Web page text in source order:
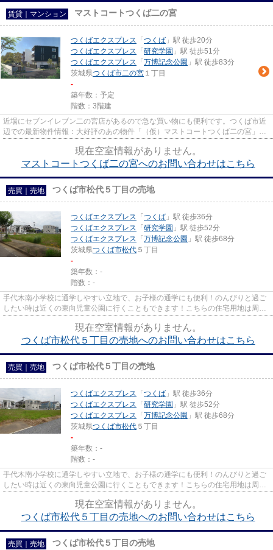
賃貸｜マンション マストコートつくば二の宮
つくばエクスプレス 「 つくば 」駅 徒歩20分
つくばエクスプレス 「 研究学園 」駅 徒歩51分
つくばエクスプレス 「 万博記念公園 」駅 徒歩83分
茨城県つくば市二の宮 １丁目
-
築年数：予定
階数：3階建
近場にセブンイレブン二の宮店があるので急な買い物にも便利です。つくば市近
辺での最新物件情報：大好評のあの物件「（仮）マストコートつくば二の宮」。
現在空室情報がありません。
マストコートつくば二の宮へのお問い合わせはこちら
売買｜売地 つくば市松代５丁目の売地
つくばエクスプレス 「 つくば 」駅 徒歩36分
つくばエクスプレス 「 研究学園 」駅 徒歩52分
つくばエクスプレス 「 万博記念公園 」駅 徒歩68分
茨城県つくば市松代 ５丁目
-
築年数：-
階数：-
手代木南小学校に通学しやすい立地で、お子様の通学にも便利！のんびりと過ご
したい時は近くの東向児童公園に行くこともできます！こちらの住宅用地は周囲
現在空室情報がありません。
つくば市松代５丁目の売地へのお問い合わせはこちら
売買｜売地 つくば市松代５丁目の売地
つくばエクスプレス 「 つくば 」駅 徒歩36分
つくばエクスプレス 「 研究学園 」駅 徒歩52分
つくばエクスプレス 「 万博記念公園 」駅 徒歩68分
茨城県つくば市松代 ５丁目
-
築年数：-
階数：-
手代木南小学校に通学しやすい立地で、お子様の通学にも便利！のんびりと過ご
したい時は近くの東向児童公園に行くこともできます！こちらの住宅用地は周囲
現在空室情報がありません。
つくば市松代５丁目の売地へのお問い合わせはこちら
売買｜売地 つくば市松代５丁目の売地